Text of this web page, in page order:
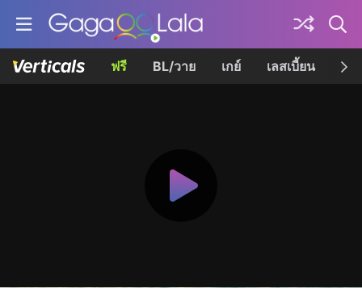
ฟรี BL/วาย เกย์ เลสเบี้ยน เค